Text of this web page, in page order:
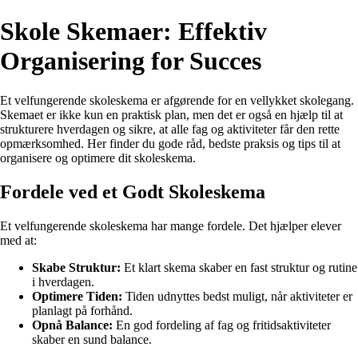
Skole Skemaer: Effektiv
Organisering for Succes
Et velfungerende skoleskema er afgørende for en vellykket skolegang.
Skemaet er ikke kun en praktisk plan, men det er også en hjælp til at
strukturere hverdagen og sikre, at alle fag og aktiviteter får den rette
opmærksomhed. Her finder du gode råd, bedste praksis og tips til at
organisere og optimere dit skoleskema.
Fordele ved et Godt Skoleskema
Et velfungerende skoleskema har mange fordele. Det hjælper elever
med at:
Skabe Struktur: Et klart skema skaber en fast struktur og rutine
i hverdagen.
Optimere Tiden: Tiden udnyttes bedst muligt, når aktiviteter er
planlagt på forhånd.
Opnå Balance: En god fordeling af fag og fritidsaktiviteter
skaber en sund balance.